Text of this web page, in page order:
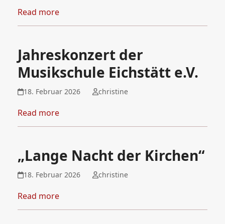
Read more
Jahreskonzert der
Musikschule Eichstätt e.V.
18. Februar 2026 christine
Read more
„Lange Nacht der Kirchen“
18. Februar 2026 christine
Read more